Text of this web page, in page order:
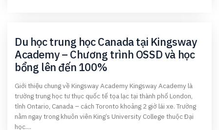
Du học trung học Canada tại Kingsway
Academy – Chương trình OSSD và học
bổng lên đến 100%
Giới thiệu chung về Kingsway Academy Kingsway Academy là
trường trung học tư thục quốc tế tọa lạc tại thành phố London,
tỉnh Ontario, Canada – cách Toronto khoảng 2 giờ lái xe. Trường
nằm ngay trong khuôn viên King’s University College thuộc Đại
học....